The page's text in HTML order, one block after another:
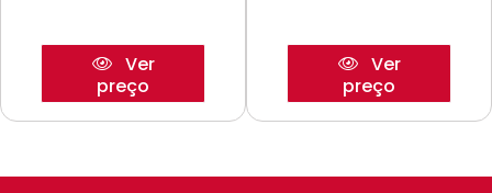
Ver
preço
Ver
preço